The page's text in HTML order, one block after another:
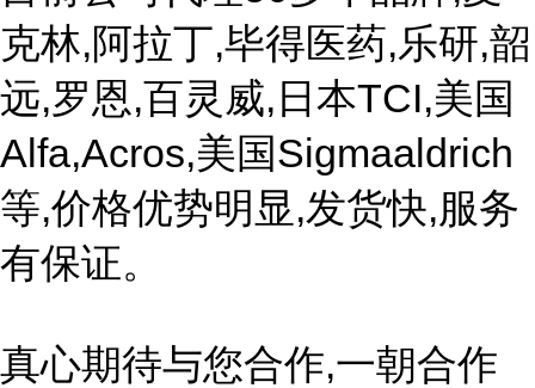
克林,阿拉丁,毕得医药,乐研,韶
远,罗恩,百灵威,日本TCI,美国
Alfa,Acros,美国Sigmaaldrich
等,价格优势明显,发货快,服务
有保证。
真心期待与您合作,一朝合作